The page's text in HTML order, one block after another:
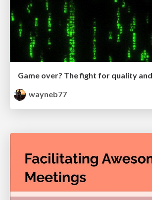
wayneb77